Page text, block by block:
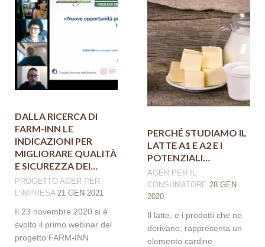
DALLA RICERCA DI
FARM-INN LE
INDICAZIONI PER
MIGLIORARE QUALITÀ
E SICUREZZA DEI…
PROGETTO AGER PER
L'IMPRESA 21 GEN 2021
Il 23 novembre 2020 si è
svolto il primo webinar del
progetto FARM-INN
PERCHÉ STUDIAMO IL
LATTE A1 E A2 E I
POTENZIALI…
AGER PER IL
CONSUMATORE 28 GEN
2020
Il latte, e i prodotti che ne
derivano, rappresenta un
elemento cardine